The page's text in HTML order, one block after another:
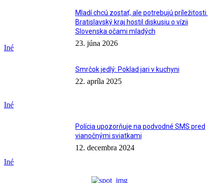
Iné
Mladí chcú zostať, ale potrebujú príležitosti.
Bratislavský kraj hostil diskusiu o vízii
Slovenska očami mladých
23. júna 2026
Iné
Smrčok jedlý: Poklad jari v kuchyni
22. apríla 2025
Iné
Polícia upozorňuje na podvodné SMS pred
vianočnými sviatkami
12. decembra 2024